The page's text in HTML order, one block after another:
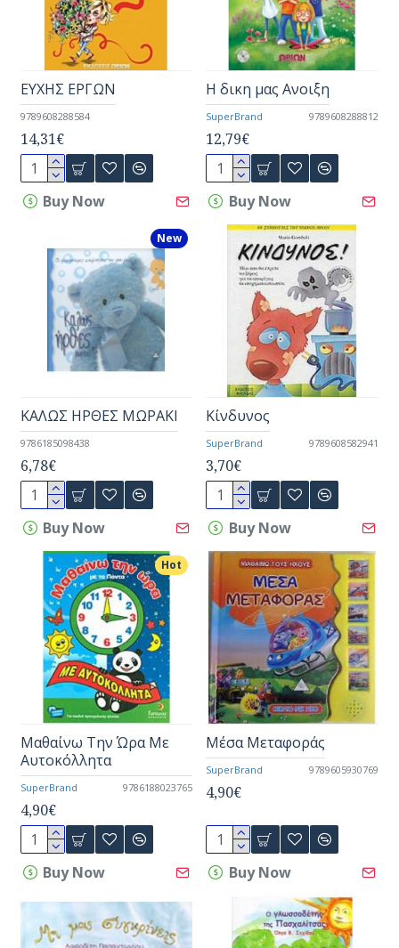
9789608288584
ΕΥΧΗΣ ΕΡΓΩΝ
14,31€
Buy Now
SuperBrand 9789608288812
Η δικη μας Ανοιξη
12,79€
Buy Now
New
9786185098438
ΚΑΛΩΣ ΗΡΘΕΣ ΜΩΡΑΚΙ
6,78€
Buy Now
SuperBrand 9789608582941
Κίνδυνος
3,70€
Buy Now
Hot
SuperBrand 9786188023765
Μαθαίνω Την Ώρα Με
Αυτοκόλλητα
4,90€
Buy Now
SuperBrand 9789605930769
Μέσα Μεταφοράς
4,90€
Buy Now